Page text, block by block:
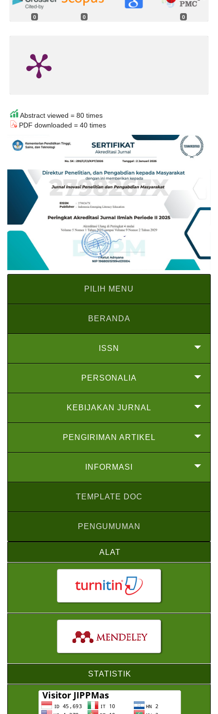
0 0 0
Abstract viewed = 80 times
PDF downloaded = 40 times
PILIH MENU
BERANDA
ISSN
PERSONALIA
KEBIJAKAN JURNAL
PENGIRIMAN ARTIKEL
INFORMASI
TEMPLATE DOC
PENGUMUMAN
ALAT
STATISTIK